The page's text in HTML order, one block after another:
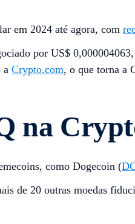
em 2024 até agora, com
por US$
a Crypto.com, o que torna a
na
como Dogecoin (
de 20 outras moedas